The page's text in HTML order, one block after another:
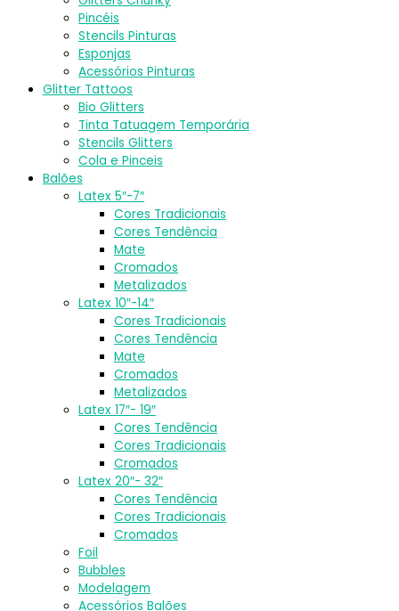
Pincéis
Stencils Pinturas
Esponjas
Acessórios Pinturas
Glitter Tattoos
Bio Glitters
Tinta Tatuagem Temporária
Stencils Glitters
Cola e Pinceis
Balões
Latex 5″-7″
Cores Tradicionais
Cores Tendência
Mate
Cromados
Metalizados
Latex 10″-14″
Cores Tradicionais
Cores Tendência
Mate
Cromados
Metalizados
Latex 17″- 19″
Cores Tendência
Cores Tradicionais
Cromados
Latex 20″- 32″
Cores Tendência
Cores Tradicionais
Cromados
Foil
Bubbles
Modelagem
Acessórios Balões